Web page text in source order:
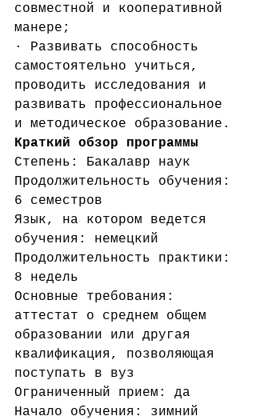
совместной и кооперативной
манере;
· Развивать способность
самостоятельно учиться,
проводить исследования и
развивать профессиональное
и методическое образование.
Краткий обзор программы
Степень: Бакалавр наук
Продолжительность обучения:
6 семестров
Язык, на котором ведется
обучения: немецкий
Продолжительность практики:
8 недель
Основные требования:
аттестат о среднем общем
образовании или другая
квалификация, позволяющая
поступать в вуз
Ограниченный прием: да
Начало обучения: зимний